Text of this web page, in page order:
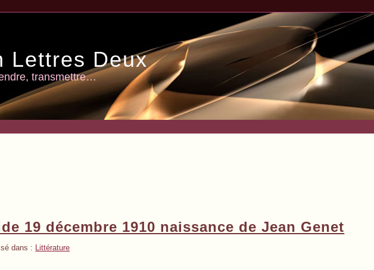
Lettres Deux
transmettre…
19 décembre 1910 naissance de Jean Genet
dans : Littérature